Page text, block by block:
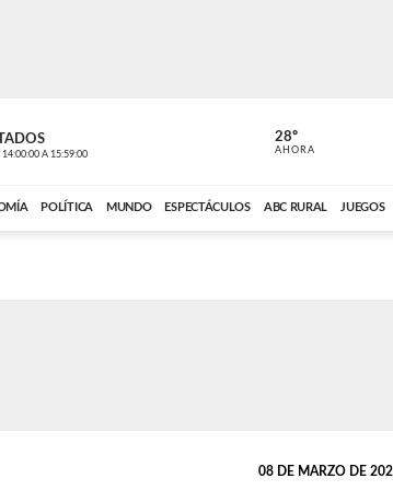
14:00:00 A 15:59:00 ABC CARDINAL
28º
AHORA
POLÍTICA MUNDO ESPECTÁCULOS ABC RURAL JUEGOS
08 DE MARZO DE